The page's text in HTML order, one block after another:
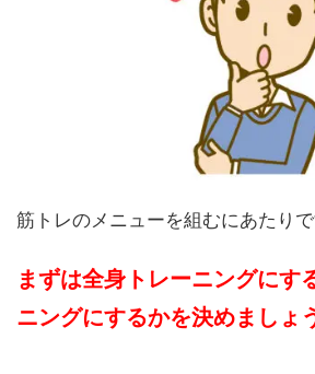
筋トレのメニューを組むにあたりで
まずは全身トレーニングにす
ニングにするかを決めましょう